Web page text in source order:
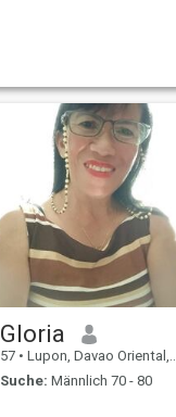
Gloria
57 • Lupon, Davao Oriental, Philippinen
Suche: Männlich 70 - 80